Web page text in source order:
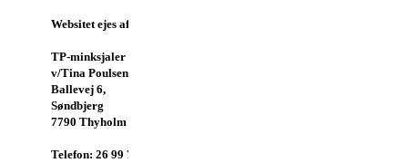
Websitet ejes af:
TP-minksjaler
v/Tina Poulsen
Ballevej 6,
Søndbjerg
7790 Thyholm
Telefon: 26 99 71 80